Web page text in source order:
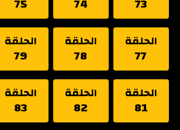
الحلقة
77
الحلقة
78
الحلقة
79
الحلقة
81
الحلقة
82
الحلقة
83